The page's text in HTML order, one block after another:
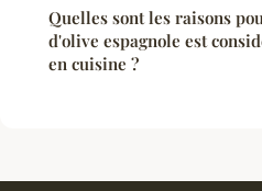
Quelles sont les raisons
d'olive espagnole est
en cuisine ?